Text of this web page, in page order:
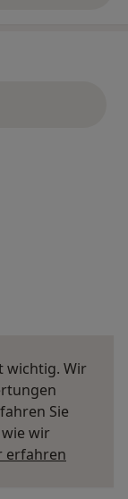
wichtig. Wir
Sie
wir
erfahren